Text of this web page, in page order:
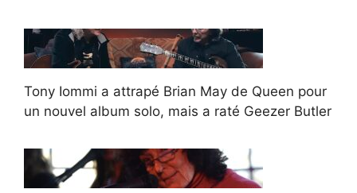
Tony Iommi a attrapé Brian May de Queen pour
un nouvel album solo, mais a raté Geezer Butler